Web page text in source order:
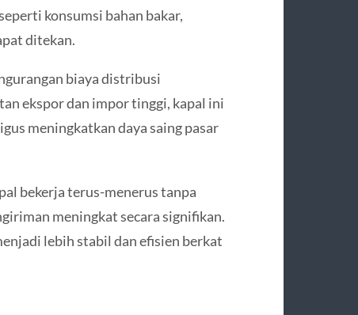
konsumsi bahan bakar,
ditekan.
biaya distribusi
ekspor dan impor tinggi, kapal ini
meningkatkan daya saing pasar
bekerja terus-menerus tanpa
meningkat secara signifikan.
lebih stabil dan efisien berkat